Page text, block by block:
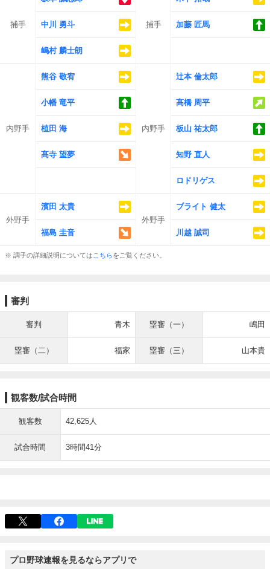
捕手 捕手
中川 勇斗 加藤 匠馬
嶋村 麟士朗
内野手
熊谷 敬宥
内野手
辻本 倫太郎
小幡 竜平 高橋 周平
植田 海 板山 祐太郎
髙寺 望夢 知野 直人
ロドリゲス
外野手
濱田 太貴
外野手
ブライト 健太
福島 圭音 川越 誠司
※ 調子の詳細説明については こちらをご覧ください。
審判
審判 青木 塁審（一） 嶋田
塁審（二） 福家 塁審（三） 山本貴
観客数/試合時間
観客数 42,625人
試合時間 3時間41分
プロ野球速報を見るならアプリで